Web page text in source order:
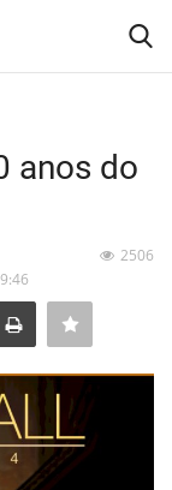
anos do
2506